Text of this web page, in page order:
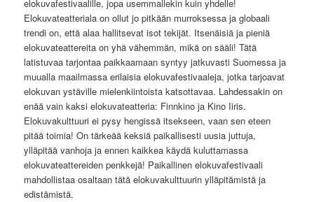
elokuvafestivaalille, jopa usemmallekin kuin yhdelle!
Elokuvateatteriala on ollut jo pitkään murroksessa ja globaali
trendi on, että alaa hallitsevat isot tekijät. Itsenäisiä ja pieniä
elokuvateattereita on yhä vähemmän, mikä on sääli! Tätä
latistuvaa tarjontaa paikkaamaan syntyy jatkuvasti Suomessa ja
muualla maailmassa erilaisia elokuvafestivaaleja, jotka tarjoavat
elokuvan ystäville mielenkiintoista katsottavaa. Lahdessakin on
enää vain kaksi elokuvateatteria: Finnkino ja Kino Iiris.
Elokuvakulttuuri ei pysy hengissä itsekseen, vaan sen eteen
pitää toimia! On tärkeää keksiä paikallisesti uusia juttuja,
ylläpitää vanhoja ja ennen kaikkea käydä kuluttamassa
elokuvateattereiden penkkejä! Paikallinen elokuvafestivaali
mahdollistaa osaltaan tätä elokuvakulttuurin ylläpitämistä ja
edistämistä.